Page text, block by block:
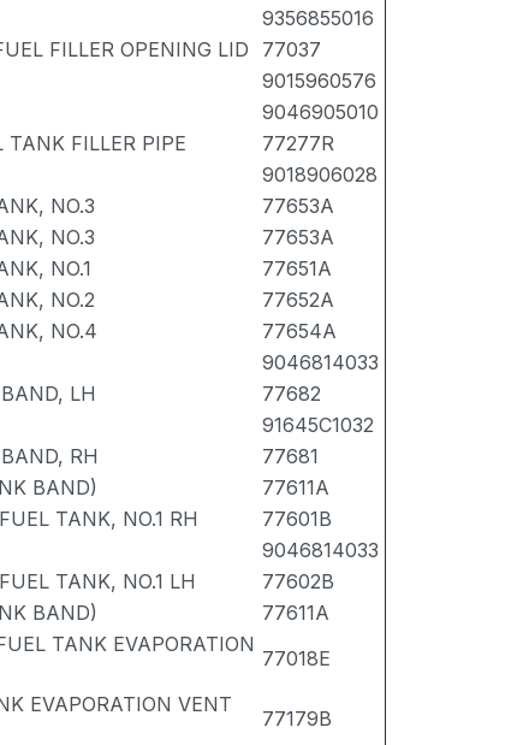
9356855016
FILLER OPENING LID
77037
9015960576
9046905010
TANK FILLER PIPE
77277R
9018906028
NO.3
77653A
NO.3
77653A
NO.1
77651A
NO.2
77652A
NO.4
77654A
9046814033
LH
77682
91645C1032
RH
77681
BAND)
77611A
TANK, NO.1 RH
77601B
9046814033
TANK, NO.1 LH
77602B
BAND)
77611A
TANK EVAPORATION
77018E
EVAPORATION VENT
77179B